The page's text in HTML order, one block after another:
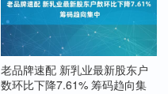
老品牌速配 新乳业最新股东户
数环比下降7.61% 筹码趋向集